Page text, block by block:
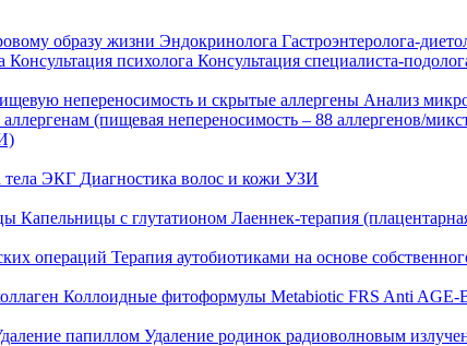
образу жизни Эндокринолога Гастроэнтеролога-
Консультация психолога Консультация специалиста-
непереносимость и скрытые аллергены Анализ
(пищевая непереносимость – 88 аллергенов/
ЭКГ Диагностика волос и кожи УЗИ
Капельницы с глутатионом Лаеннек-терапия
операций Терапия аутобиотиками на основе
Коллоидные фитоформулы Metabiotic FRS Anti AGE-
папиллом Удаление родинок радиоволновым